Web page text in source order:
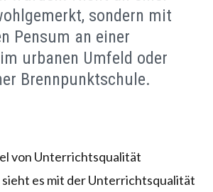
sondern mit
Pensum an einer
urbanen Umfeld oder
Brennpunktschule.
von Unterrichtsqualität
es mit der Unterrichtsqualität